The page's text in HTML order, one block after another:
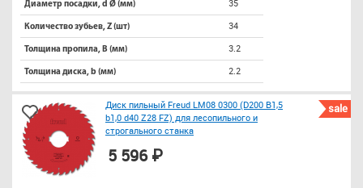
Диаметр посадки, d Ø (мм) 35
Количество зубьев, Z (шт) 34
Толщина пропила, B (мм) 3.2
Толщина диска, b (мм) 2.2
sale
Диск пильный Freud LM08 0300 (D200 B1,5
b1,0 d40 Z28 FZ) для лесопильного и
строгального станка
5 596 ₽